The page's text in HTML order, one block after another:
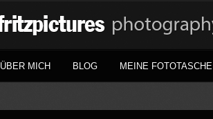
ÜBER MICH BLOG MEINE FOTOTASCHE